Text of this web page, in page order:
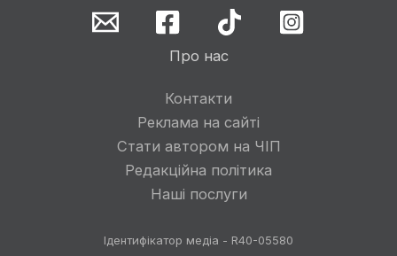
Про нас
Контакти
Реклама на сайті
Стати автором на ЧІП
Редакційна політика
Наші послуги
Ідентифікатор медіа - R40-05580